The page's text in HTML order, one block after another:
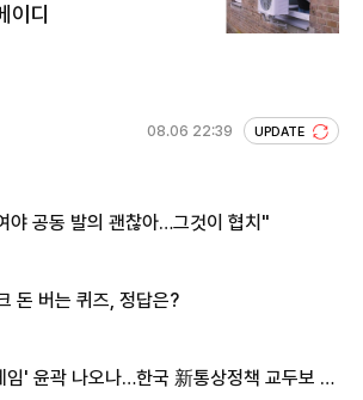
이디
08.06 22:39 UPDATE
야 공동 발의 괜찮아…그것이 협치"
돈 버는 퀴즈, 정답은?
임' 윤곽 나오나…한국 新통상정책 교두보 활